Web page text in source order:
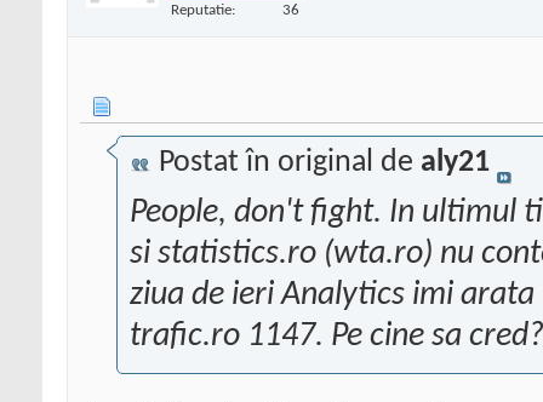
Reputatie: 36
Postat în original de aly21
People, don't fight. In ultimul
si statistics.ro (wta.ro) nu
ziua de ieri Analytics imi
trafic.ro 1147. Pe cine sa cred?